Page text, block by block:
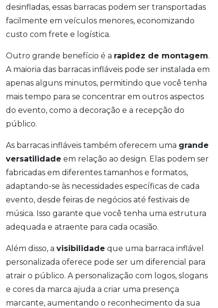
desinfladas, essas barracas podem ser transportadas
facilmente em veículos menores, economizando
custo com frete e logística.
Outro grande benefício é a rapidez de montagem.
A maioria das barracas infláveis pode ser instalada em
apenas alguns minutos, permitindo que você tenha
mais tempo para se concentrar em outros aspectos
do evento, como a decoração e a recepção do
público.
As barracas infláveis também oferecem uma grande
versatilidade em relação ao design. Elas podem ser
fabricadas em diferentes tamanhos e formatos,
adaptando-se às necessidades específicas de cada
evento, desde feiras de negócios até festivais de
música. Isso garante que você tenha uma estrutura
adequada e atraente para cada ocasião.
Além disso, a visibilidade que uma barraca inflável
personalizada oferece pode ser um diferencial para
atrair o público. A personalização com logos, slogans
e cores da marca ajuda a criar uma presença
marcante, aumentando o reconhecimento da sua